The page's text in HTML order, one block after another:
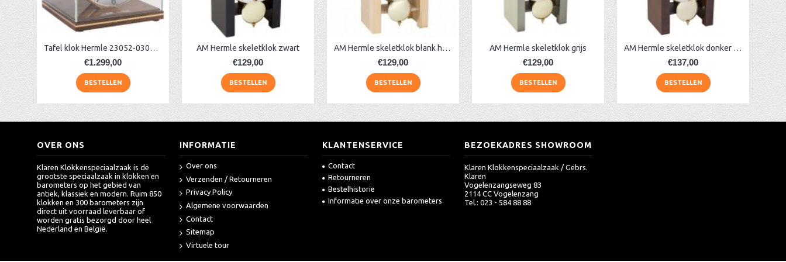
Tafel klok Hermle 23052-03040 noten
€1.299,00
BESTELLEN
AM Hermle skeletklok zwart
€129,00
BESTELLEN
AM Hermle skeletklok blank hout
€129,00
BESTELLEN
AM Hermle skeletklok grijs
€129,00
BESTELLEN
AM Hermle skeletklok donker noten
€137,00
BESTELLEN
OVER ONS
Klaren Klokkenspeciaalzaak is de
grootste speciaalzaak in klokken en
barometers op het gebied van
antiek, klassiek en modern. Ruim 850
klokken en 300 barometers zijn
direct uit voorraad leverbaar of
worden gratis bezorgd door heel
Nederland en België.
INFORMATIE
Over ons
Verzenden / Retourneren
Privacy Policy
Algemene voorwaarden
Contact
Sitemap
Virtuele tour
KLANTENSERVICE
Contact
Retourneren
Bestelhistorie
Informatie over onze barometers
BEZOEKADRES SHOWROOM
Klaren Klokkenspeciaalzaak / Gebrs.
Klaren
Vogelenzangseweg 83
2114 CC Vogelenzang
Tel.: 023 - 584 88 88